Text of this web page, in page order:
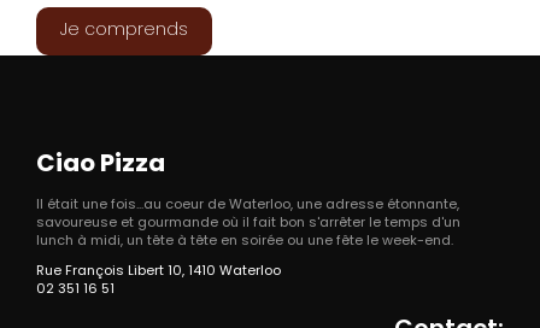
Je comprends
Ciao Pizza
Il était une fois...au coeur de Waterloo, une adresse étonnante,
savoureuse et gourmande où il fait bon s'arrêter le temps d'un
lunch à midi, un tête à tête en soirée ou une fête le week-end.
Rue François Libert 10, 1410 Waterloo
02 351 16 51